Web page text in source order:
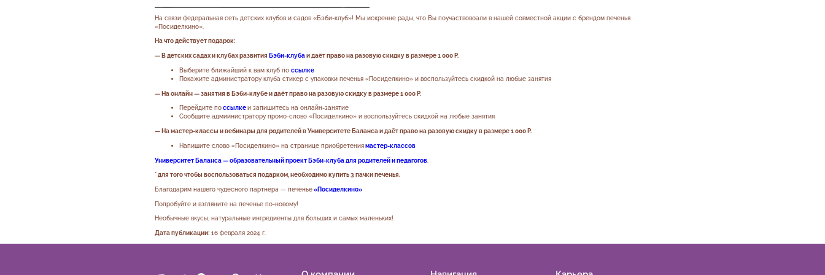
На связи федеральная сеть детских клубов и садов «Бэби-клуб»! Мы искренне рады, что Вы поучаствовоали в нашей совместной акции с брендом печенья
«Посиделкино».
На что действует подарок:
— Вдетских садах и клубах развития Бэби-клубаи даёт право на разовую скидку в размере 1 000 Р.
Выберите ближайший к вам клуб по ссылке
Покажите администратору клуба стикер с упаковки печенья «Посиделкино» и воспользуйтесь скидкой на любые занятия
— На онлайн —занятия в Бэби-клубе и даёт право на разовую скидку в размере 1 000 Р.
Перейдите по ссылке и запишитесь на онлайн-занятие
Сообщите адмиинистратору промо-слово «Посиделкино» и воспользуйтесь скидкой на любые занятия
— На мастер-классы и вебинары для родителей в Университете Баланса и даёт право на разовую скидку в размере 1 000 Р.
Напишите слово «Посиделкино» на странице приобретения мастер-классов
Университет Баланса — образовательный проект Бэби-клуба для родителей и педагогов.
* для того чтобы воспользоваться подарком, необходимо купить 3 пачки печенья.
Благодарим нашего чудесного партнера — печенье «Посиделкино»
Попробуйте и взгляните на печенье по-новому!
Необычные вкусы, натуральные ингредиенты для больших и самых маленьких!
Дата публикации:16 февраля 2024 г.